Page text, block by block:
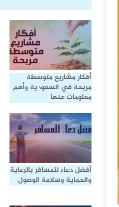
أفكار مشاريع متوسطة
مربحة في السعودية وأهم
معلومات عنها
أفضل دعاء للمسافر بالرعاية
والحماية وسلامة الوصول